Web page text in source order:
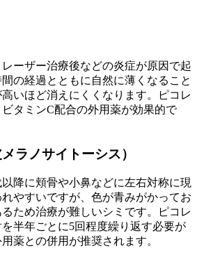
ーザー治療後などの炎症が原因で起
の経過とともに自然に薄くなること
いほど消えにくくなります。ピコレ
タミンC配合の外用薬が効果的で
ラノサイトーシス）
降に頬骨や小鼻などに左右対称に現
やすいですが、色が青みがかってお
ため治療が難しいシミです。ピコレ
半年ごとに5回程度繰り返す必要が
薬との併用が推奨されます。